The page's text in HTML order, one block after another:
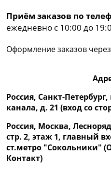
Приём заказов по
ежедневно с 10:00 до
Оформление заказов через
Россия, Санкт-
канала, д. 21 (вход со
Россия, Москва,
стр. 2, этаж 1, главный
ст.метро "Сокольники"
Контакт)